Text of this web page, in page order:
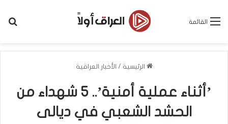
القائمة
الرئيسية / الأخبار العراقية
’أثناء عملية أمنية’.. 5 شهداء من
الحشد الشعبي في ديالى